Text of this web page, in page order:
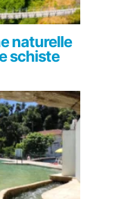
naturelle
schiste